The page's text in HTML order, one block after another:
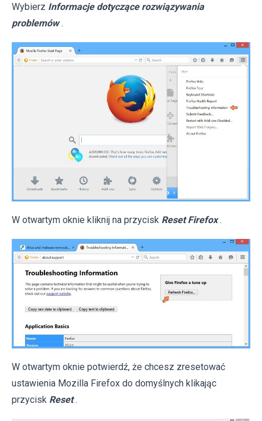
Wybierz Informacje dotyczące rozwiązywania
problemów .
W otwartym oknie kliknij na przycisk Reset Firefox .
W otwartym oknie potwierdź, że chcesz zresetować
ustawienia Mozilla Firefox do domyślnych klikając
przycisk Reset .